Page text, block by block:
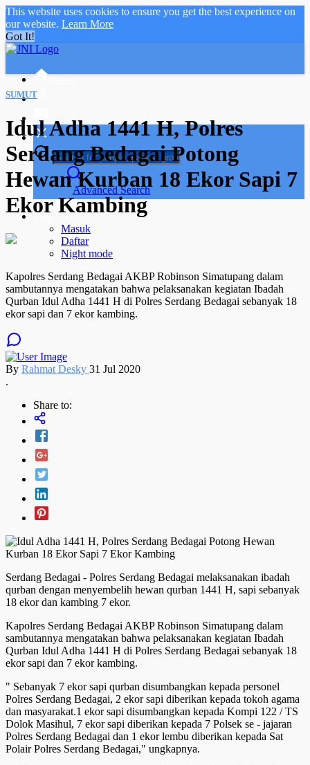
This website uses cookies to ensure you get the best experience on
our website. Learn More
Got It!
Advanced Search
Masuk
Daftar
Night mode
SUMUT
Idul Adha 1441 H, Polres
Serdang Bedagai Potong
Hewan Kurban 18 Ekor Sapi 7
Ekor Kambing
Kapolres Serdang Bedagai AKBP Robinson Simatupang dalam
sambutannya mengatakan bahwa pelaksanakan kegiatan Ibadah
Qurban Idul Adha 1441 H di Polres Serdang Bedagai sebanyak 18
ekor sapi dan 7 ekor kambing.
By Rahmat Desky 31 Jul 2020
.
Share to:
Serdang Bedagai - Polres Serdang Bedagai melaksanakan ibadah
qurban dengan menyembelih hewan qurban 1441 H, sapi sebanyak
18 ekor dan kambing 7 ekor.
Kapolres Serdang Bedagai AKBP Robinson Simatupang dalam
sambutannya mengatakan bahwa pelaksanakan kegiatan Ibadah
Qurban Idul Adha 1441 H di Polres Serdang Bedagai sebanyak 18
ekor sapi dan 7 ekor kambing.
" Sebanyak 7 ekor sapi qurban disumbangkan kepada personel
Polres Serdang Bedagai, 2 ekor sapi diberikan kepada tokoh agama
dan masyarakat.1 ekor sapi disumbangkan kepada Kompi 122 / TS
Dolok Masihul, 7 ekor sapi diberikan kepada 7 Polsek se - jajaran
Polres Serdang Bedagai dan 1 ekor lembu diberikan kepada Sat
Polair Polres Serdang Bedagai," ungkapnya.